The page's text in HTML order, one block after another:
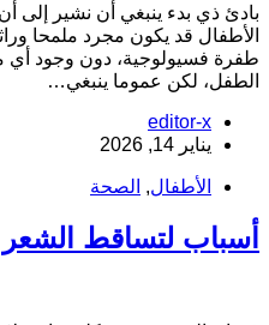
ذي بدء ينبغي أن نشير إلى أن
قد يكون مجرد ملمحا
فسيولوجية، دون وجود أي
لكن عموما ينبغي…
editor-x
يناير 14, 2026
الأطفال,الصحة
لتساقط الشعر